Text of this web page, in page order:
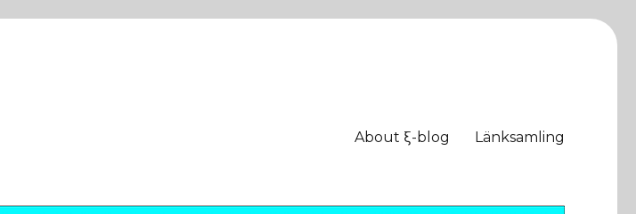
About ξ-blog Länksamling